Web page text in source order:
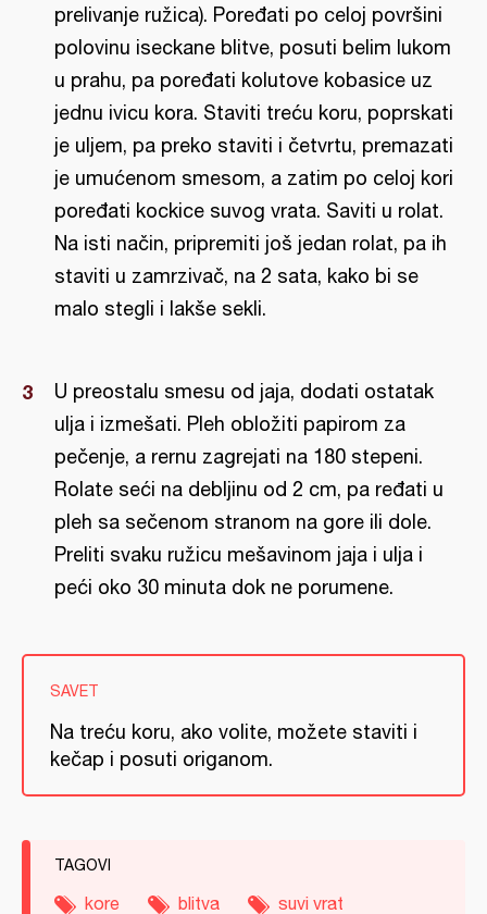
prelivanje ružica). Poređati po celoj površini
polovinu iseckane blitve, posuti belim lukom
u prahu, pa poređati kolutove kobasice uz
jednu ivicu kora. Staviti treću koru, poprskati
je uljem, pa preko staviti i četvrtu, premazati
je umućenom smesom, a zatim po celoj kori
poređati kockice suvog vrata. Saviti u rolat.
Na isti način, pripremiti još jedan rolat, pa ih
staviti u zamrzivač, na 2 sata, kako bi se
malo stegli i lakše sekli.
U preostalu smesu od jaja, dodati ostatak
ulja i izmešati. Pleh obložiti papirom za
pečenje, a rernu zagrejati na 180 stepeni.
Rolate seći na debljinu od 2 cm, pa ređati u
pleh sa sečenom stranom na gore ili dole.
Preliti svaku ružicu mešavinom jaja i ulja i
peći oko 30 minuta dok ne porumene.
SAVET
Na treću koru, ako volite, možete staviti i
kečap i posuti origanom.
TAGOVI
kore blitva suvi vrat